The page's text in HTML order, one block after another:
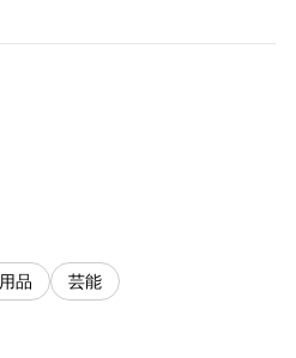
品 芸能